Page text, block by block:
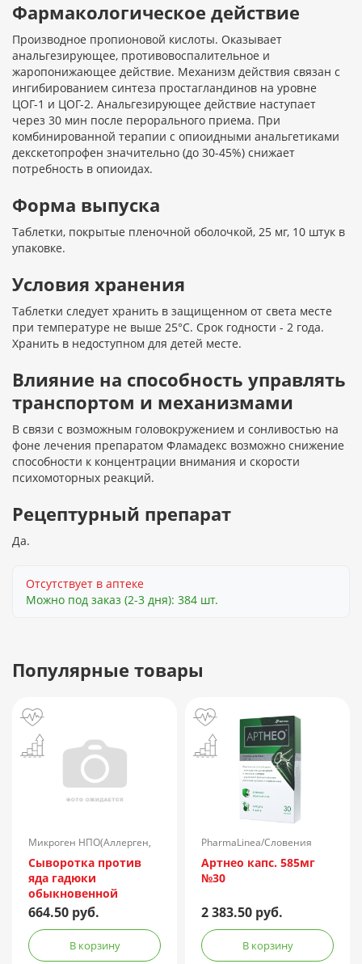
Фармакологическое действие
Производное пропионовой кислоты. Оказывает
анальгезирующее, противовоспалительное и
жаропонижающее действие. Механизм действия связан с
ингибированием синтеза простагландинов на уровне
ЦОГ-1 и ЦОГ-2. Анальгезирующее действие наступает
через 30 мин после перорального приема. При
комбинированной терапии с опиоидными анальгетиками
декскетопрофен значительно (до 30-45%) снижает
потребность в опиоидах.
Форма выпуска
Таблетки, покрытые пленочной оболочкой, 25 мг, 10 штук в
упаковке.
Условия хранения
Таблетки следует хранить в защищенном от света месте
при температуре не выше 25°С. Срок годности - 2 года.
Хранить в недоступном для детей месте.
Влияние на способность управлять
транспортом и механизмами
В связи с возможным головокружением и сонливостью на
фоне лечения препаратом Фламадекс возможно снижение
способности к концентрации внимания и скорости
психомоторных реакций.
Рецептурный препарат
Да.
Отсутствует в аптеке
Можно под заказ (2-3 дня): 384 шт.
Популярные товары
Микроген НПО(Аллерген,
г.Ставрополь)/Россия
Сыворотка против
яда гадюки
обыкновенной
лошадиная
очищенная
концентрированная
жидкая амп.(р-р д/
664.50 руб.
В корзину
PharmaLinea/Словения
Артнео капс. 585мг
№30
2 383.50 руб.
В корзину